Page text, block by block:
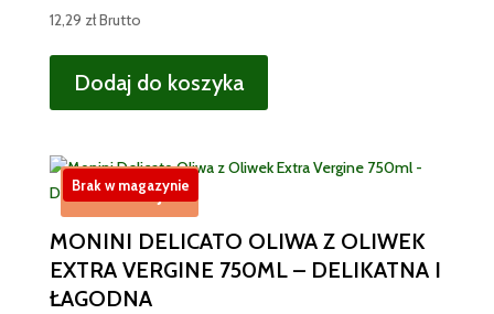
12,29 złBrutto
Dodaj do koszyka
Promocja!
MONINI DELICATO OLIWA Z OLIWEK
EXTRA VERGINE 750ML – DELIKATNA I
ŁAGODNA
Brak w magazynie